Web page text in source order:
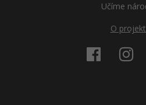
Učíme
O